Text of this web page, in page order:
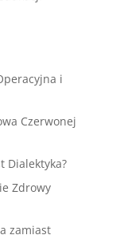
i
Czerwonej
Dialektyka?
Zdrowy
zamiast